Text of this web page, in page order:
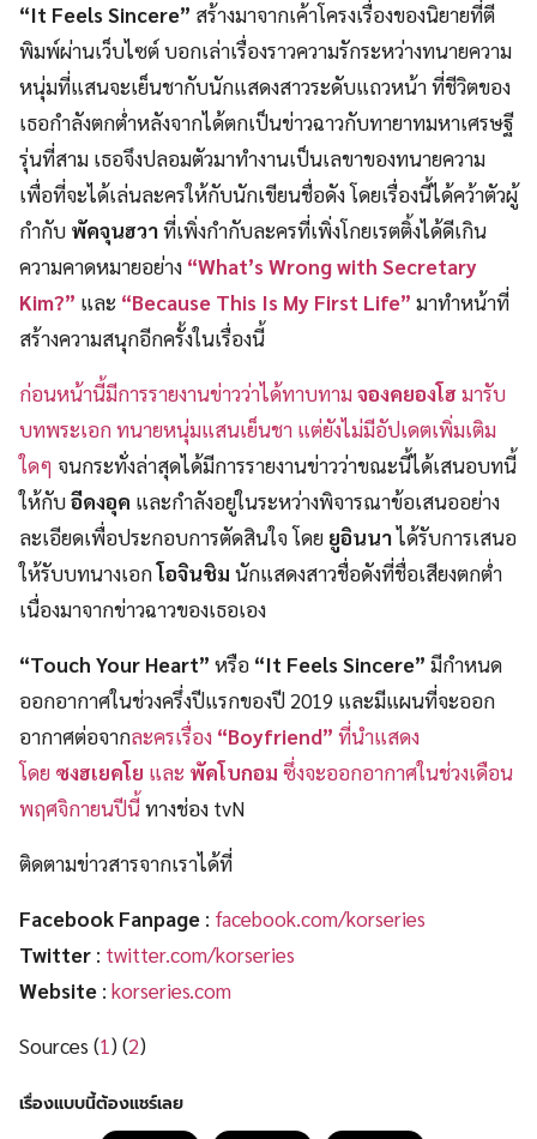
“It Feels Sincere” สร้างมาจากเค้าโครงเรื่องของนิยายที่ตี
พิมพ์ผ่านเว็บไซต์ บอกเล่าเรื่องราวความรักระหว่างทนายความ
หนุ่มที่แสนจะเย็นชากับนักแสดงสาวระดับแถวหน้า ที่ชีวิตของ
เธอกำลังตกต่ำหลังจากได้ตกเป็นข่าวฉาวกับทายาทมหาเศรษฐี
รุ่นที่สาม เธอจึงปลอมตัวมาทำงานเป็นเลขาของทนายความ
เพื่อที่จะได้เล่นละครให้กับนักเขียนชื่อดัง โดยเรื่องนี้ได้คว้าตัวผู้
กำกับ พัคจุนฮวาที่เพิ่งกำกับละครที่เพิ่งโกยเรตติ้งได้ดีเกิน
ความคาดหมายอย่าง “What’s Wrong with Secretary
Kim?” และ “Because This Is My First Life” มาทำหน้าที่
สร้างความสนุกอีกครั้งในเรื่องนี้
ก่อนหน้านี้มีการรายงานข่าวว่าได้ทาบทาม จองคยองโฮมารับ
บทพระเอก ทนายหนุ่มแสนเย็นชา แต่ยังไม่มีอัปเดตเพิ่มเติม
ใดๆ จนกระทั่งล่าสุดได้มีการรายงานข่าวว่าขณะนี้ได้เสนอบทนี้
ให้กับอีดงอุค และกำลังอยู่ในระหว่างพิจารณาข้อเสนออย่าง
ละเอียดเพื่อประกอบการตัดสินใจ โดย ยูอินนาได้รับการเสนอ
ให้รับบทนางเอกโอจินชิม นักแสดงสาวชื่อดังที่ชื่อเสียงตกต่ำ
เนื่องมาจากข่าวฉาวของเธอเอง
“Touch Your Heart” หรือ “It Feels Sincere” มีกำหนด
ออกอากาศในช่วงครึ่งปีแรกของปี 2019 และมีแผนที่จะออก
อากาศต่อจากละครเรื่อง “Boyfriend” ที่นำแสดง
โดย ซงฮเยคโย และ พัคโบกอม ซึ่งจะออกอากาศในช่วงเดือน
พฤศจิกายนปีนี้ทางช่อง tvN
ติดตามข่าวสารจากเราได้ที่
Facebook Fanpage : facebook.com/korseries
Twitter : twitter.com/korseries
Website : korseries.com
Sources (1) (2)